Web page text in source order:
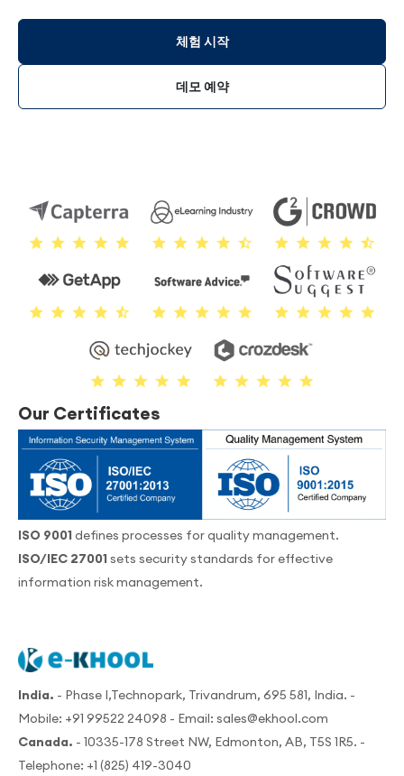
체험 시작
데모 예약
Our Certificates
ISO 9001 defines processes for quality management.
ISO/IEC 27001 sets security standards for effective
information risk management.
India. - Phase I,Technopark, Trivandrum, 695 581, India. -
Mobile: +91 99522 24098 - Email: sales@ekhool.com
Canada. - 10335-178 Street NW, Edmonton, AB, T5S 1R5. -
Telephone: +1 (825) 419-3040